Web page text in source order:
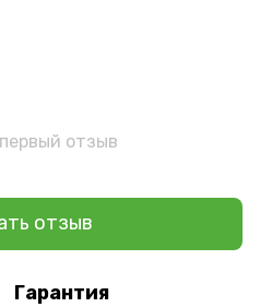
отзыв
отзыв
Гарантия